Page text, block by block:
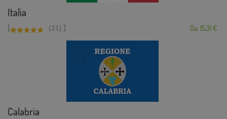
Italia
[ (21) ] Da: 15,31 €
Calabria